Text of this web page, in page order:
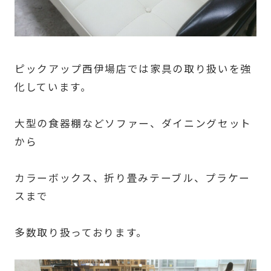
ピックアップ西伊場店では家具の取り扱いを強
化しています。
大型の食器棚などソファー、ダイニングセット
から
カラーボックス、折り畳みテーブル、プラケー
スまで
多数取り扱っております。